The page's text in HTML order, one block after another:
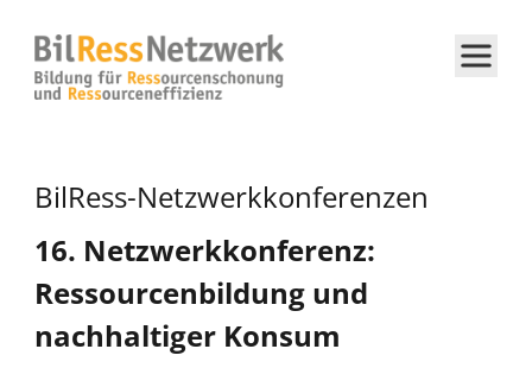
BilRess-Netzwerkkonferenzen
16. Netzwerkkonferenz:
Ressourcenbildung und
nachhaltiger Konsum